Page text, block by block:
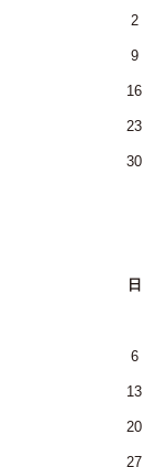
2
9
16
23
30
日
6
13
20
27